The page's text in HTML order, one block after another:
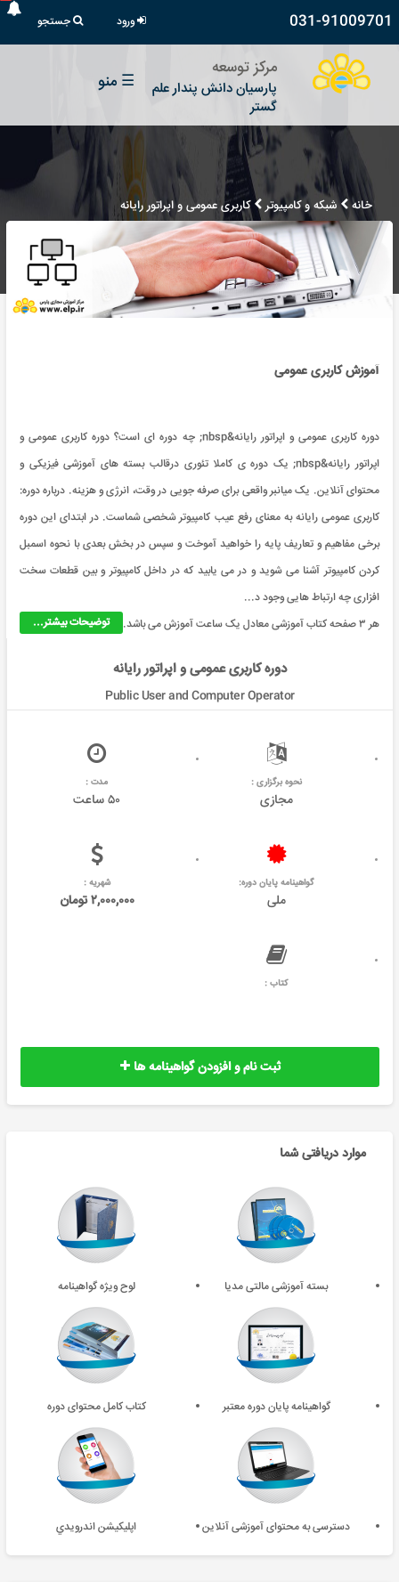
031-91009701 ورود جستجو
مرکز توسعه
پارسیان دانش پندار علم
گستر
☰ منو
خانه شبکه و کامپیوتر کاربری عمومی و اپراتور رایانه
آموزش کاربری عمومی
دوره کاربری عمومی و اپراتور رایانه&nbsp; چه دوره ای است؟ دوره کاربری عمومی و
اپراتور رایانه&nbsp; یک دوره ی کاملا تئوری درقالب بسته های آموزشی فیزیکی و
محتوای آنلاین. یک میانبر واقعی برای صرفه جویی در وقت، انرژی و هزینه. درباره دوره:
کاربری عمومی رایانه به معنای رفع عیب کامپیوتر شخصی شماست. در ابتدای این دوره
برخی مفاهیم و تعاريف پایه را خواهید آموخت و سپس در بخش بعدی با نحوه اسمبل
کردن کامپیوتر آشنا می شوید و در می یابید که در داخل کامپیوتر و بین قطعات سخت
افزاری چه ارتباط هایی وجود د...
توضیحات بیشتر...
هر ۳ صفحه کتاب آموزشی معادل یک ساعت آموزش می باشد.
دوره کاربری عمومی و اپراتور رایانه
Public User and Computer Operator
نحوه برگزاری :
مجازی
مدت :
۵۰ ساعت
گواهینامه پایان دوره:
ملی
شهریه :
۲,۰۰۰,۰۰۰ تومان
کتاب :
ثبت نام و افزودن گواهینامه ها
موارد دریافتی شما
بسته آموزشی مالتی مدیا لوح ویژه گواهینامه
گواهینامه پایان دوره معتبر کتاب کامل محتوای دوره
دسترسی به محتوای آموزشی آنلاین اپليکيشن اندرويدي